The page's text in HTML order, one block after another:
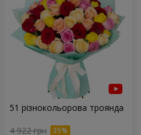
51 різнокольорова троянда
4 922 грн